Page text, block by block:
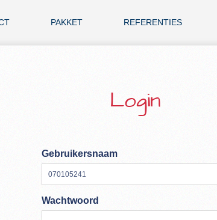
PAKKET REFERENTIES
Login
Gebruikersnaam
Wachtwoord